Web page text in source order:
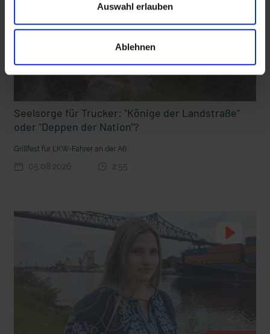
Auswahl erlauben
Ablehnen
Ein Bauernhof als Klassenzimmer
Ostern erleben wie vor 2000 Jahren in Jerusalem
Seelsorge für Trucker: "Könige der Landstraße"
oder "Deppen der Nation"?
Grillfest für LKW-Fahrer an der A6
05.08.2026 2:55